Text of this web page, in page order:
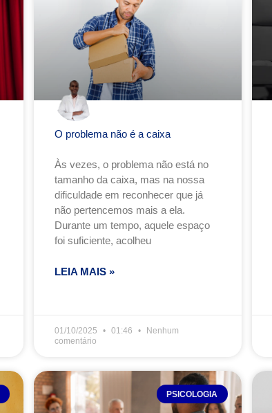
O problema não é a caixa
Às vezes, o problema não está no
tamanho da caixa, mas na nossa
dificuldade em reconhecer que já
não pertencemos mais a ela.
Durante um tempo, aquele espaço
foi suficiente, acolheu
LEIA MAIS »
01/10/2025 01:46
Nenhum
comentário
PSICOLOGIA